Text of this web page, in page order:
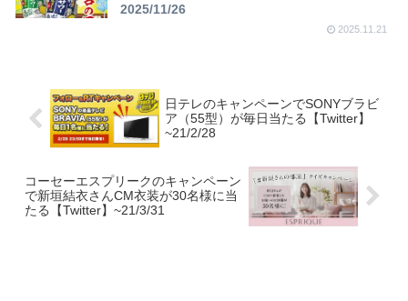
2025/11/26
2025.11.21
日テレのキャンペーンでSONYブラビ
ア（55型）が毎日当たる【Twitter】
~21/2/28
コーセーエスプリークのキャンペーン
で新垣結衣さんCM衣装が30名様に当
たる【Twitter】~21/3/31